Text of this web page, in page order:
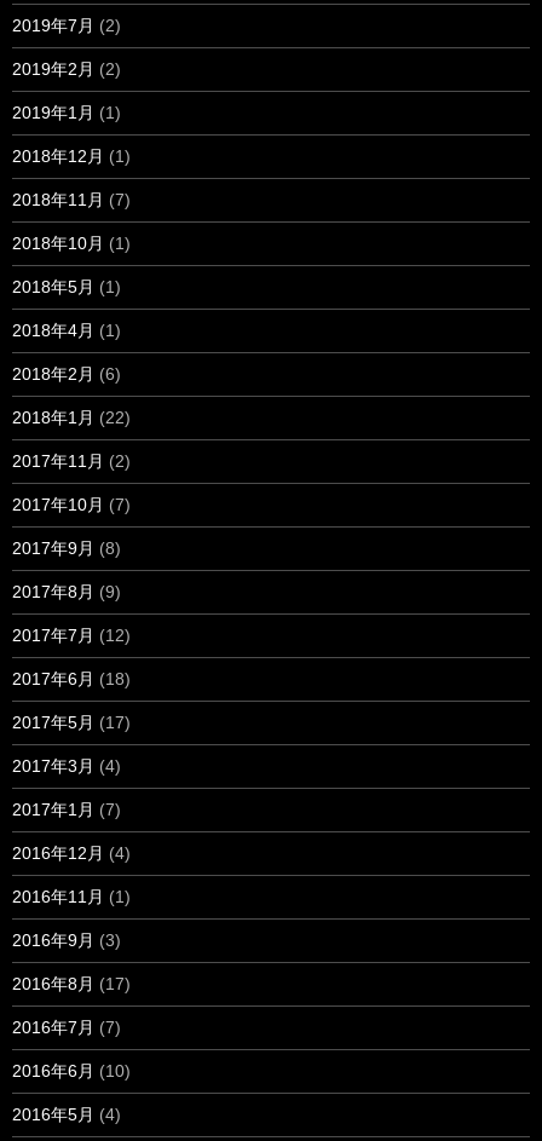
2019年7月 (2)
2019年2月 (2)
2019年1月 (1)
2018年12月 (1)
2018年11月 (7)
2018年10月 (1)
2018年5月 (1)
2018年4月 (1)
2018年2月 (6)
2018年1月 (22)
2017年11月 (2)
2017年10月 (7)
2017年9月 (8)
2017年8月 (9)
2017年7月 (12)
2017年6月 (18)
2017年5月 (17)
2017年3月 (4)
2017年1月 (7)
2016年12月 (4)
2016年11月 (1)
2016年9月 (3)
2016年8月 (17)
2016年7月 (7)
2016年6月 (10)
2016年5月 (4)